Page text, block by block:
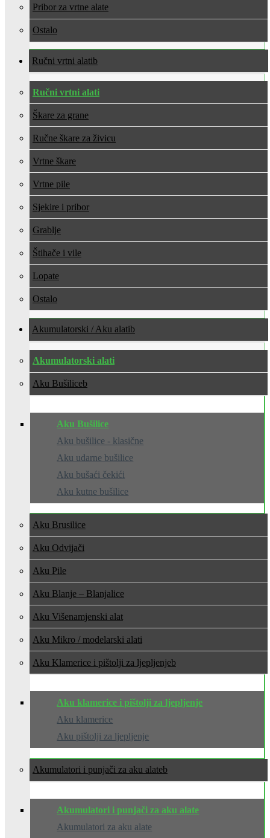
Pribor za vrtne alate
Ostalo
Ručni vrtni alati
Ručni vrtni alati
Škare za grane
Ručne škare za živicu
Vrtne škare
Vrtne pile
Sjekire i pribor
Grablje
Štihače i vile
Lopate
Ostalo
Akumulatorski / Aku alati
Akumulatorski alati
Aku Bušilice
Aku Bušilice
Aku bušilice - klasične
Aku udarne bušilice
Aku bušaći čekići
Aku kutne bušilice
Aku Brusilice
Aku Odvijači
Aku Pile
Aku Blanje – Blanjalice
Aku Višenamjenski alat
Aku Mikro / modelarski alati
Aku Klamerice i pištolji za ljepljenje
Aku klamerice i pištolji za ljepljenje
Aku klamerice
Aku pištolji za ljepljenje
Akumulatori i punjači za aku alate
Akumulatori i punjači za aku alate
Akumulatori za aku alate